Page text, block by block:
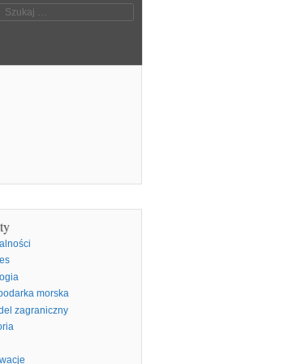
Szukaj
morska
zagraniczny